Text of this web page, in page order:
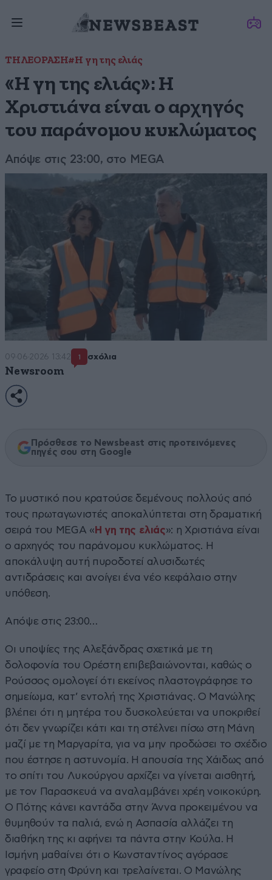
ΤΗΛΕΟΡΑΣΗ#Η γη της ελιάς
«Η γη της ελιάς»: Η
Χριστιάνα είναι ο αρχηγός
του παράνομου κυκλώματος
Απόψε στις 23:00, στο MEGA
09·06·2026 13:42 1 σχόλια
Newsroom
Πρόσθεσε το Newsbeast στις προτεινόμενες
πηγές σου στη Google
Το μυστικό που κρατούσε δεμένους πολλούς από
τους πρωταγωνιστές αποκαλύπτεται στη δραματική
σειρά του MEGA « Η γη της ελιάς»: η Χριστιάνα είναι
ο αρχηγός του παράνομου κυκλώματος. Η
αποκάλυψη αυτή πυροδοτεί αλυσιδωτές
αντιδράσεις και ανοίγει ένα νέο κεφάλαιο στην
υπόθεση.
Απόψε στις 23:00…
Οι υποψίες της Αλεξάνδρας σχετικά με τη
δολοφονία του Ορέστη επιβεβαιώνονται, καθώς ο
Ρούσσος ομολογεί ότι εκείνος πλαστογράφησε το
σημείωμα, κατ’ εντολή της Χριστιάνας. Ο Μανώλης
βλέπει ότι η μητέρα του δυσκολεύεται να υποκριθεί
ότι δεν γνωρίζει κάτι και τη στέλνει πίσω στη Μάνη
μαζί με τη Μαργαρίτα, για να μην προδώσει το σχέδιο
που έστησε η αστυνομία. Η απουσία της Χάιδως από
το σπίτι του Λυκούργου αρχίζει να γίνεται αισθητή,
με τον Παρασκευά να αναλαμβάνει χρέη νοικοκύρη.
Ο Πότης κάνει καντάδα στην Άννα προκειμένου να
θυμηθούν τα παλιά, ενώ η Ασπασία αλλάζει τη
διαθήκη της κι αφήνει τα πάντα στην Κούλα. Η
Ισμήνη μαθαίνει ότι ο Κωνσταντίνος αγόρασε
γραφείο στη Φρύνη και τρελαίνεται. Ο Μανώλης